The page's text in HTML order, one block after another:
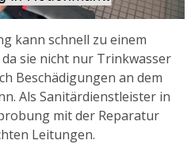
kann schnell zu einem
sie nicht nur Trinkwasser
Beschädigungen an dem
Als Sanitärdienstleister in
mit der Reparatur
Leitungen.